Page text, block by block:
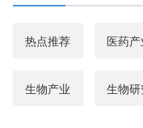
热点推荐 医药产
生物产业 生物